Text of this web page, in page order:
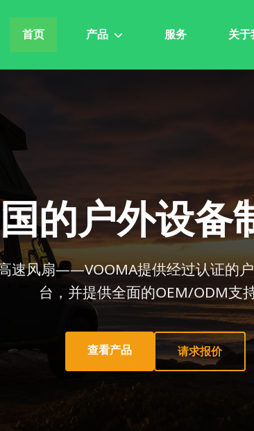
首页 产品 服务 关于
的户外设备
速风扇——VOOMA提供经过认证的
台，并提供全面的OEM/ODM支
查看产品 请求报价